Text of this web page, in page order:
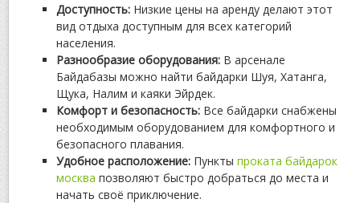
Доступность: Низкие цены на аренду делают этот
вид отдыха доступным для всех категорий
населения.
Разнообразие оборудования: В арсенале
Байдабазы можно найти байдарки Шуя, Хатанга,
Щука, Налим и каяки Эйрдек.
Комфорт и безопасность: Все байдарки снабжены
необходимым оборудованием для комфортного и
безопасного плавания.
Удобное расположение: Пункты проката байдарок
москва позволяют быстро добраться до места и
начать своё приключение.